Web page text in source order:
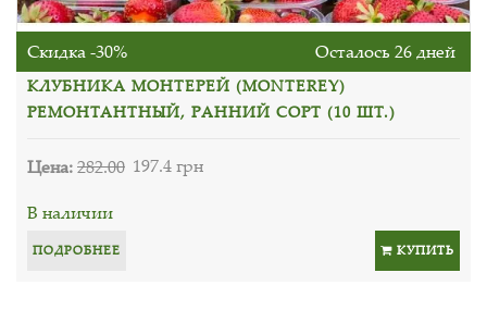
Скидка -30% Осталось 26 дней
КЛУБНИКА МОНТЕРЕЙ (MONTEREY)
РЕМОНТАНТНЫЙ, РАННИЙ СОРТ (10 ШТ.)
Цена:282.00 197.4 грн
В наличии
ПОДРОБНЕЕ КУПИТЬ